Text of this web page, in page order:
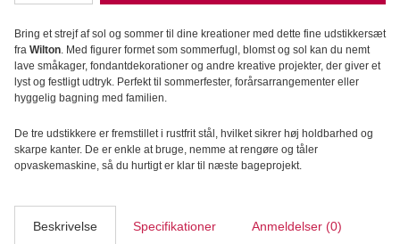
-
Sommerfugl,
Blomst
og
Sol
3
antal
Bring et strejf af sol og sommer til dine kreationer med dette fine udstikkersæt
fra Wilton. Med figurer formet som sommerfugl, blomst og sol kan du nemt
lave småkager, fondantdekorationer og andre kreative projekter, der giver et
lyst og festligt udtryk. Perfekt til sommerfester, forårsarrangementer eller
hyggelig bagning med familien.
De tre udstikkere er fremstillet i rustfrit stål, hvilket sikrer høj holdbarhed og
skarpe kanter. De er enkle at bruge, nemme at rengøre og tåler
opvaskemaskine, så du hurtigt er klar til næste bageprojekt.
Beskrivelse Specifikationer Anmeldelser (0)